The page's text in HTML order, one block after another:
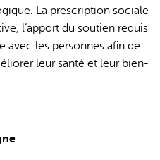
La prescription sociale
l’apport du soutien requis
les personnes afin de
leur santé et leur bien-